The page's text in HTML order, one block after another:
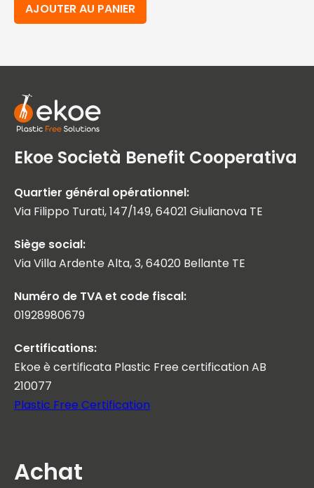
AJOUTER AU PANIER
Ekoe Società Benefit Cooperativa
Quartier général opérationnel:
Via Filippo Turati, 147/149, 64021 Giulianova TE
Siège social:
Via Villa Ardente Alta, 3, 64020 Bellante TE
Numéro de TVA et code fiscal:
01928980679
Certifications:
Ekoe è certificata Plastic Free certification AB
210077
Plastic Free Certification
Achat